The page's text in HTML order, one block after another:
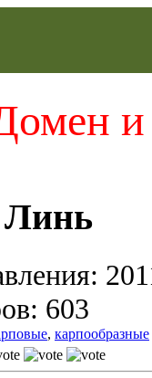
и
Линь
603
, карпообразные